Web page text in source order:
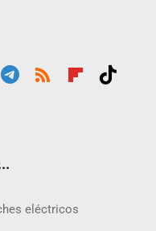
eléctricos